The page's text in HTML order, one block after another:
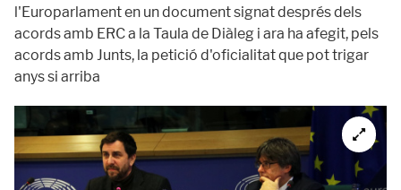
l'Europarlament en un document signat després dels
acords amb ERC a la Taula de Diàleg i ara ha afegit, pels
acords amb Junts, la petició d'oficialitat que pot trigar
anys si arriba